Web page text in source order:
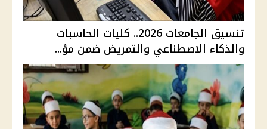
تنسيق الجامعات 2026.. كليات الحاسبات
والذكاء الاصطناعي والتمريض ضمن مؤ...